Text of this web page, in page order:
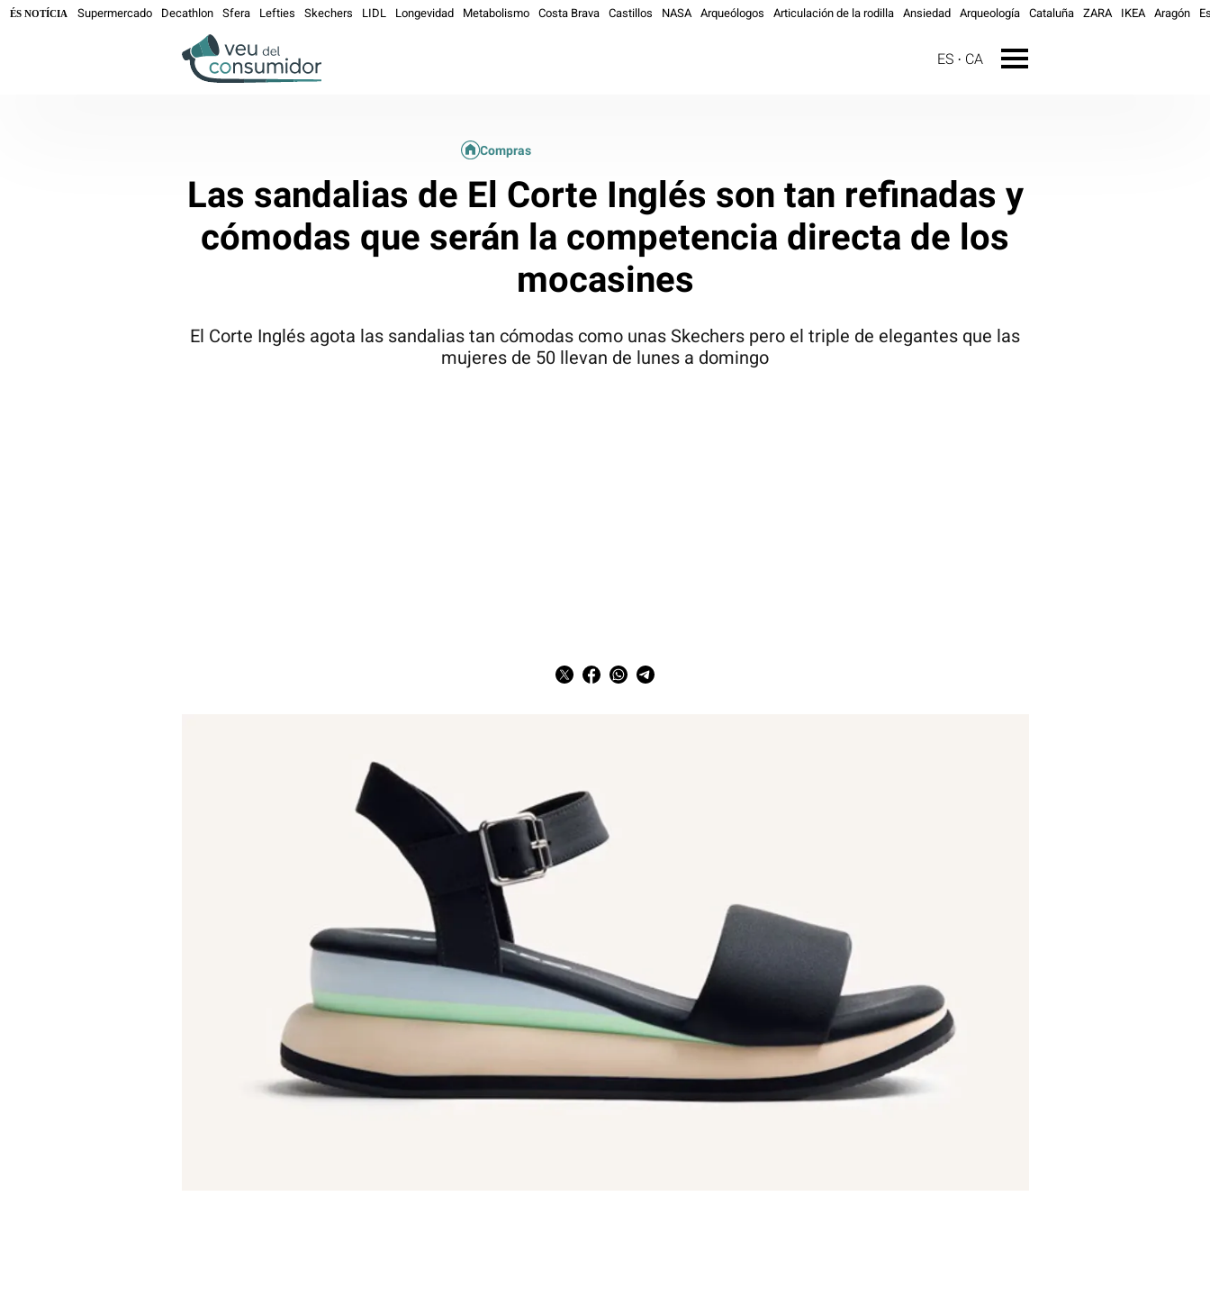
ÉS NOTÍCIA Supermercado Decathlon Sfera Lefties Skechers LIDL Longevidad Metabolismo Costa Brava Castillos NASA Arqueólogos Articulación de la rodilla Ansiedad Arqueología Cataluña ZARA IKEA Aragón
ES CA
Compras
Las sandalias de El Corte Inglés son tan refinadas y
cómodas que serán la competencia directa de los
mocasines
El Corte Inglés agota las sandalias tan cómodas como unas Skechers pero el triple de elegantes que las
mujeres de 50 llevan de lunes a domingo